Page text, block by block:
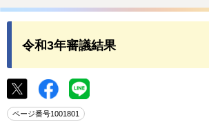
令和3年審議結果
ページ番号1001801